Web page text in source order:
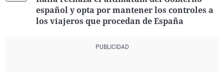
español y opta por mantener los controles a
los viajeros que procedan de España